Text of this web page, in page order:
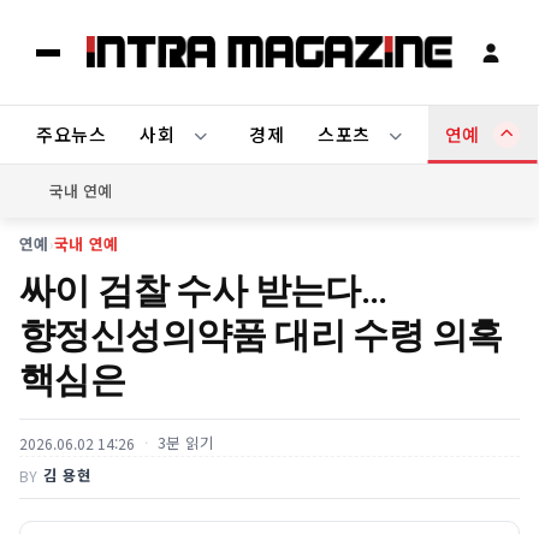
주요뉴스 사회 경제 스포츠 연예
국내 연예
연예›국내 연예
싸이 검찰 수사 받는다…
향정신성의약품 대리 수령 의혹
핵심은
2026.06.02 14:26 3분 읽기
BY 김 용현